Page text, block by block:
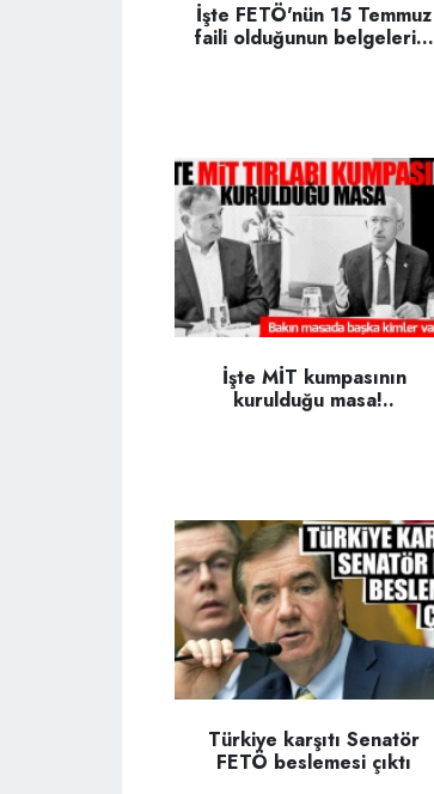
İşte FETÖ'nün 15 Temmuz
faili olduğunun belgeleri...
İşte MİT kumpasının
kurulduğu masa!..
Türkiye karşıtı Senatör
FETÖ beslemesi çıktı